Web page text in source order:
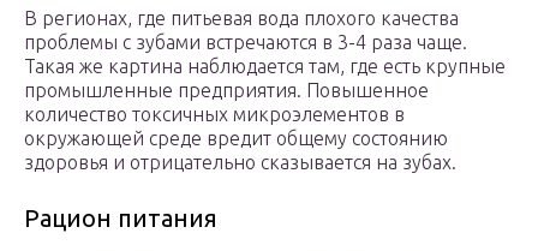
В регионах, где питьевая вода плохого качества
проблемы с зубами встречаются в 3-4 раза чаще.
Такая же картина наблюдается там, где есть крупные
промышленные предприятия. Повышенное
количество токсичных микроэлементов в
окружающей среде вредит общему состоянию
здоровья и отрицательно сказывается на зубах.
Рацион питания